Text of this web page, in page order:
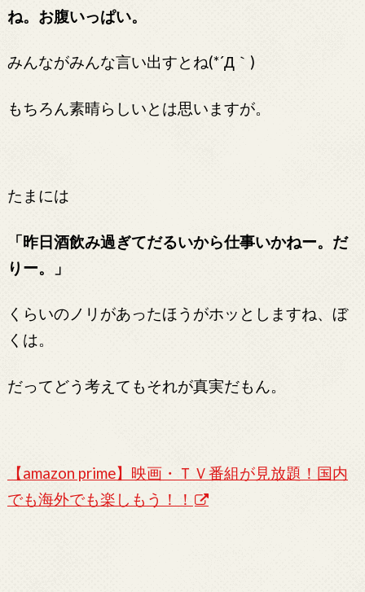
ね。お腹いっぱい。
みんながみんな言い出すとね(*´Д｀)
もちろん素晴らしいとは思いますが。
たまには
「昨日酒飲み過ぎてだるいから仕事いかねー。だ
りー。」
くらいのノリがあったほうがホッとしますね、ぼ
くは。
だってどう考えてもそれが真実だもん。
【amazon prime】映画・ＴＶ番組が見放題！国内
でも海外でも楽しもう！！